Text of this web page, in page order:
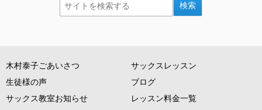
木村泰子ごあいさつ
サックスレッスン
生徒様の声
ブログ
サックス教室お知らせ
レッスン料金一覧